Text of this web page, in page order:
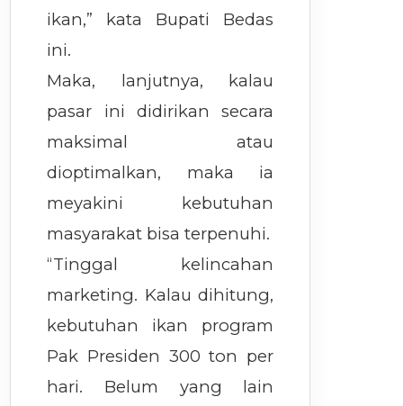
ikan,” kata Bupati Bedas
ini.
Maka, lanjutnya, kalau
pasar ini didirikan secara
maksimal atau
dioptimalkan, maka ia
meyakini kebutuhan
masyarakat bisa terpenuhi.
“Tinggal kelincahan
marketing. Kalau dihitung,
kebutuhan ikan program
Pak Presiden 300 ton per
hari. Belum yang lain